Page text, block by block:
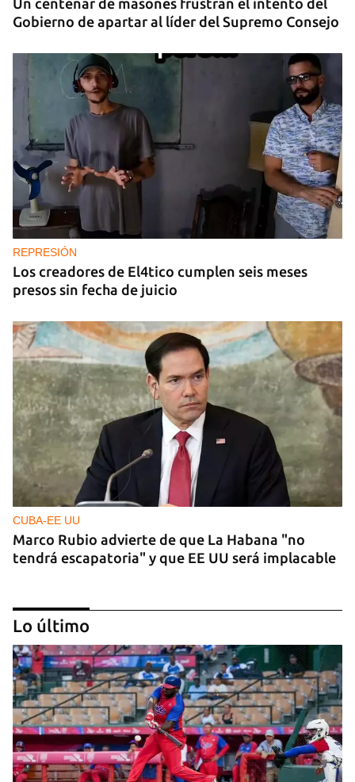
Un centenar de masones frustran el intento del
Gobierno de apartar al líder del Supremo Consejo
REPRESIÓN
Los creadores de El4tico cumplen seis meses
presos sin fecha de juicio
CUBA-EE UU
Marco Rubio advierte de que La Habana "no
tendrá escapatoria" y que EE UU será implacable
Lo último